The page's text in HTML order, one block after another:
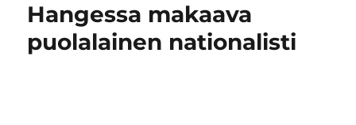
Hangessa makaava
puolalainen nationalisti